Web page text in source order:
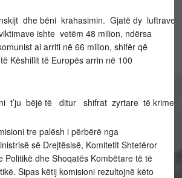
dhe bëni krahasimin. Gjatë dy luftrave
ishte vetëm 48 milion, ndërsa
ai arriti në 66 milion, shifër që
Këshillit të Europës arrin në 100
bëjë të ditur shifrat zyrtare të
tre palësh i përbërë nga
së Drejtësisë, Komitetit Shtetëror
Politikë dhe Shoqatës Kombëtare të të
Sipas këtij komisioni rezultojnë këto